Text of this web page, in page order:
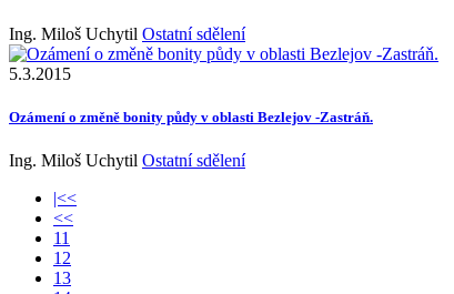
Ing. Miloš Uchytil Ostatní sdělení
5.3.2015
Ozámení o změně bonity půdy v oblasti Bezlejov -Zastráň.
Ing. Miloš Uchytil Ostatní sdělení
|<<
<<
11
12
13